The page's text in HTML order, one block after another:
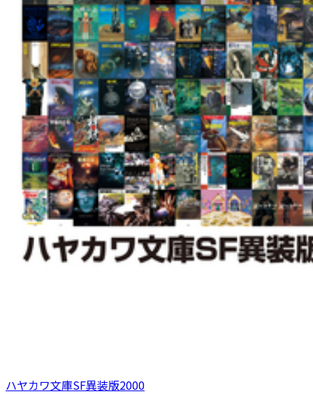
ハヤカワ文庫SF異装版2000